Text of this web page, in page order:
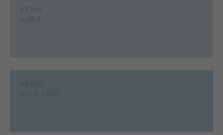
#270V
AURA